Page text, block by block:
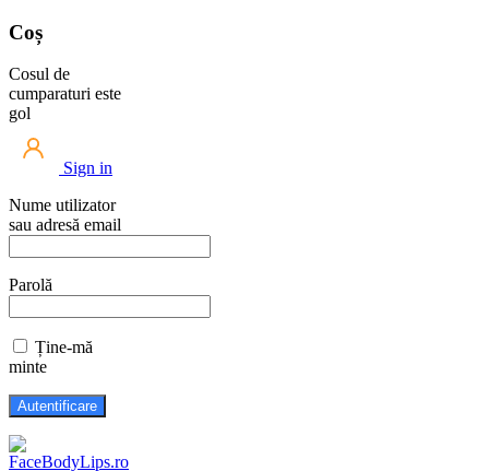
Coș
Cosul de
cumparaturi este
gol
Sign in
Nume utilizator
sau adresă email
Parolă
Ține-mă
minte